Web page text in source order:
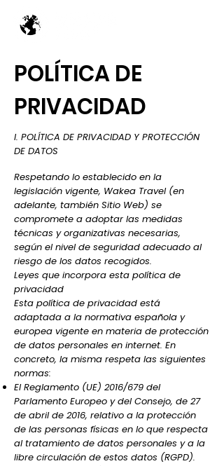
POLÍTICA DE
PRIVACIDAD
I. POLÍTICA DE PRIVACIDAD Y PROTECCIÓN
DE DATOS
Respetando lo establecido en la
legislación vigente, Wakea Travel (en
adelante, también Sitio Web) se
compromete a adoptar las medidas
técnicas y organizativas necesarias,
según el nivel de seguridad adecuado al
riesgo de los datos recogidos.
Leyes que incorpora esta política de
privacidad
Esta política de privacidad está
adaptada a la normativa española y
europea vigente en materia de protección
de datos personales en internet. En
concreto, la misma respeta las siguientes
normas:
El Reglamento (UE) 2016/679 del
Parlamento Europeo y del Consejo, de 27
de abril de 2016, relativo a la protección
de las personas físicas en lo que respecta
al tratamiento de datos personales y a la
libre circulación de estos datos (RGPD).